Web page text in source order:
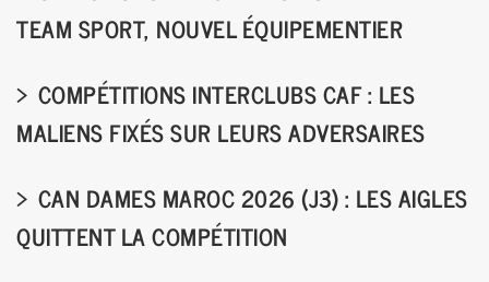
TEAM SPORT, NOUVEL ÉQUIPEMENTIER
COMPÉTITIONS INTERCLUBS CAF : LES
MALIENS FIXÉS SUR LEURS ADVERSAIRES
CAN DAMES MAROC 2026 (J3) : LES AIGLES
QUITTENT LA COMPÉTITION